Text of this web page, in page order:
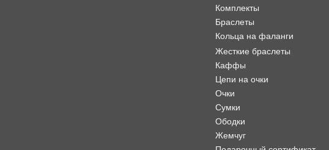
Комплекты
Браслеты
Кольца на фаланги
Жесткие браслеты
Каффы
Цепи на очки
Очки
Сумки
Ободки
Жемчуг